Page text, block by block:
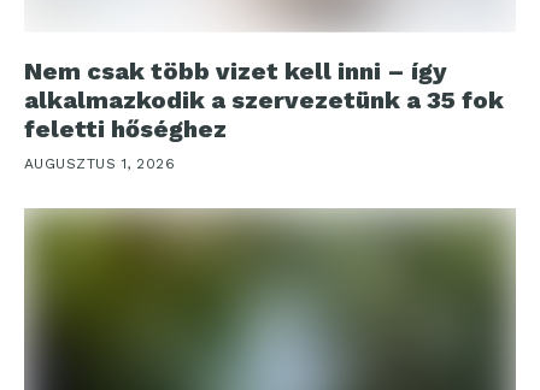
Nem csak több vizet kell inni – így
alkalmazkodik a szervezetünk a 35 fok
feletti hőséghez
AUGUSZTUS 1, 2026